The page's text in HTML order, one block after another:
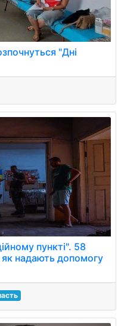
"Дні
пункті". 58
надають допомогу